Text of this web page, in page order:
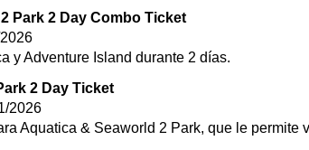
Park 2 Day Combo Ticket
y Adventure Island durante 2 días.
2 Day Ticket
2026
Aquatica & Seaworld 2 Park, que le permite